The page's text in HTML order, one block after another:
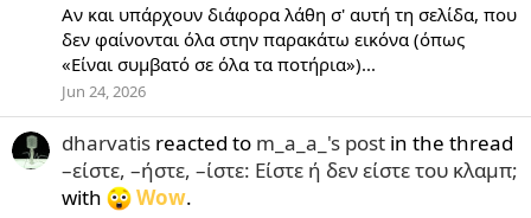
Αν και υπάρχουν διάφορα λάθη σ' αυτή τη σελίδα, που
δεν φαίνονται όλα στην παρακάτω εικόνα (όπως
«Είναι συμβατό σε όλα τα ποτήρια»)...
Jun 24, 2026
dharvatis reacted to m_a_a_'s post in the thread
–είστε, –ήστε, –ίστε: Είστε ή δεν είστε του κλαμπ;
with
Wow.